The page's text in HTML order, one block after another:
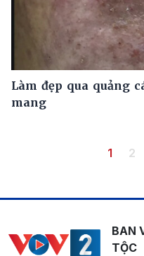
Làm đẹp qua quảng
mang
Trang
1 2
BAN
TỘC